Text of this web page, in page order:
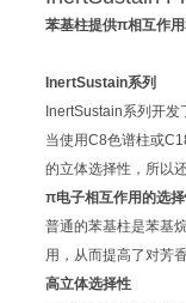
苯基柱提供π相互作
InertSustain系列
InertSustain系列开
当使用C8色谱柱或
的立体选择性，所以
π电子相互作用的选
普通的苯基柱是苯基
用，从而提高了对芳
高立体选择性